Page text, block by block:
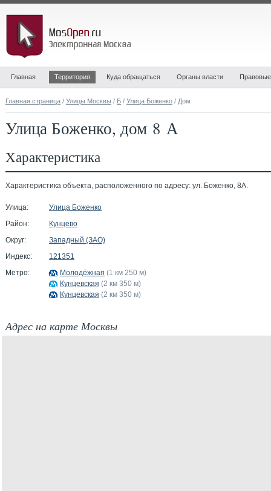
Главная Территория Куда обращаться Органы власти
Главная страница / Улицы Москвы / Б / Улица Боженко / Дом
Улица Боженко, дом 8 А
Характеристика
Характеристика объекта, расположенного по адресу: ул. Боженко, 8А.
Улица:
Улица Боженко
Район:
Кунцево
Округ:
Западный (ЗАО)
Индекс:
121351
Метро:
Молодёжная (1 км 250 м)
Кунцевская (2 км 350 м)
Кунцевская (2 км 350 м)
Адрес на карте Москвы